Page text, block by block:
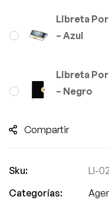
Libreta
– Azul
Libreta
– Negro
Compartir
Sku:
Ll-02
Categorías: